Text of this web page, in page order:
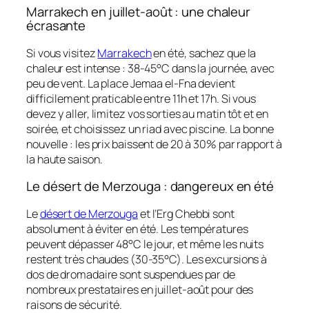
Marrakech en juillet-août : une chaleur
écrasante
Si vous visitezMarrakechen été, sachez que la
chaleur est intense : 38-45°C dans la journée, avec
peu de vent. La place Jemaa el-Fna devient
difficilement praticable entre 11h et 17h. Si vous
devez y aller, limitez vos sorties au matin tôt et en
soirée, et choisissez un riad avec piscine. La bonne
nouvelle : les prix baissent de 20 à 30% par rapport à
la haute saison.
Le désert de Merzouga : dangereux en été
Ledésert de Merzougaet l’Erg Chebbi sont
absolument à éviter en été. Les températures
peuvent dépasser 48°C le jour, et même les nuits
restent très chaudes (30-35°C). Les excursions à
dos de dromadaire sont suspendues par de
nombreux prestataires en juillet-août pour des
raisons de sécurité.